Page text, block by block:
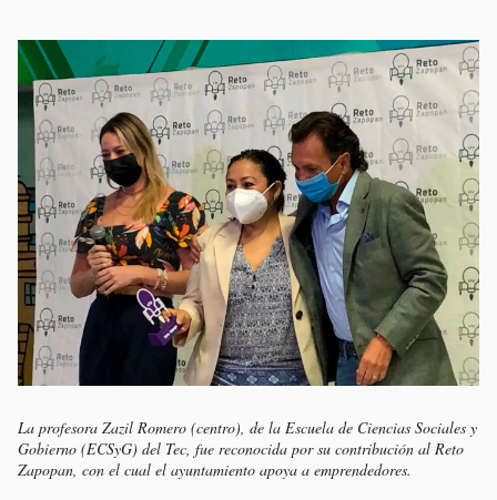
La profesora Zazil Romero (centro), de la Escuela de Ciencias Sociales y
Gobierno (ECSyG) del Tec, fue reconocida por su contribución al Reto
Zapopan, con el cual el ayuntamiento apoya a emprendedores.